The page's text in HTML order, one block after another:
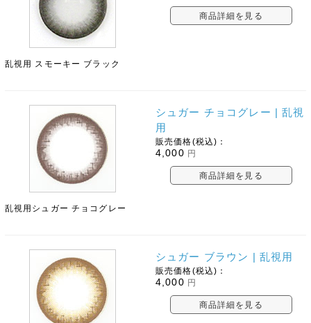
商品詳細を見る
乱視用 スモーキー ブラック
シュガー チョコグレー | 乱視
用
販売価格(税込)：
4,000 円
商品詳細を見る
乱視用シュガー チョコグレー
シュガー ブラウン | 乱視用
販売価格(税込)：
4,000 円
商品詳細を見る